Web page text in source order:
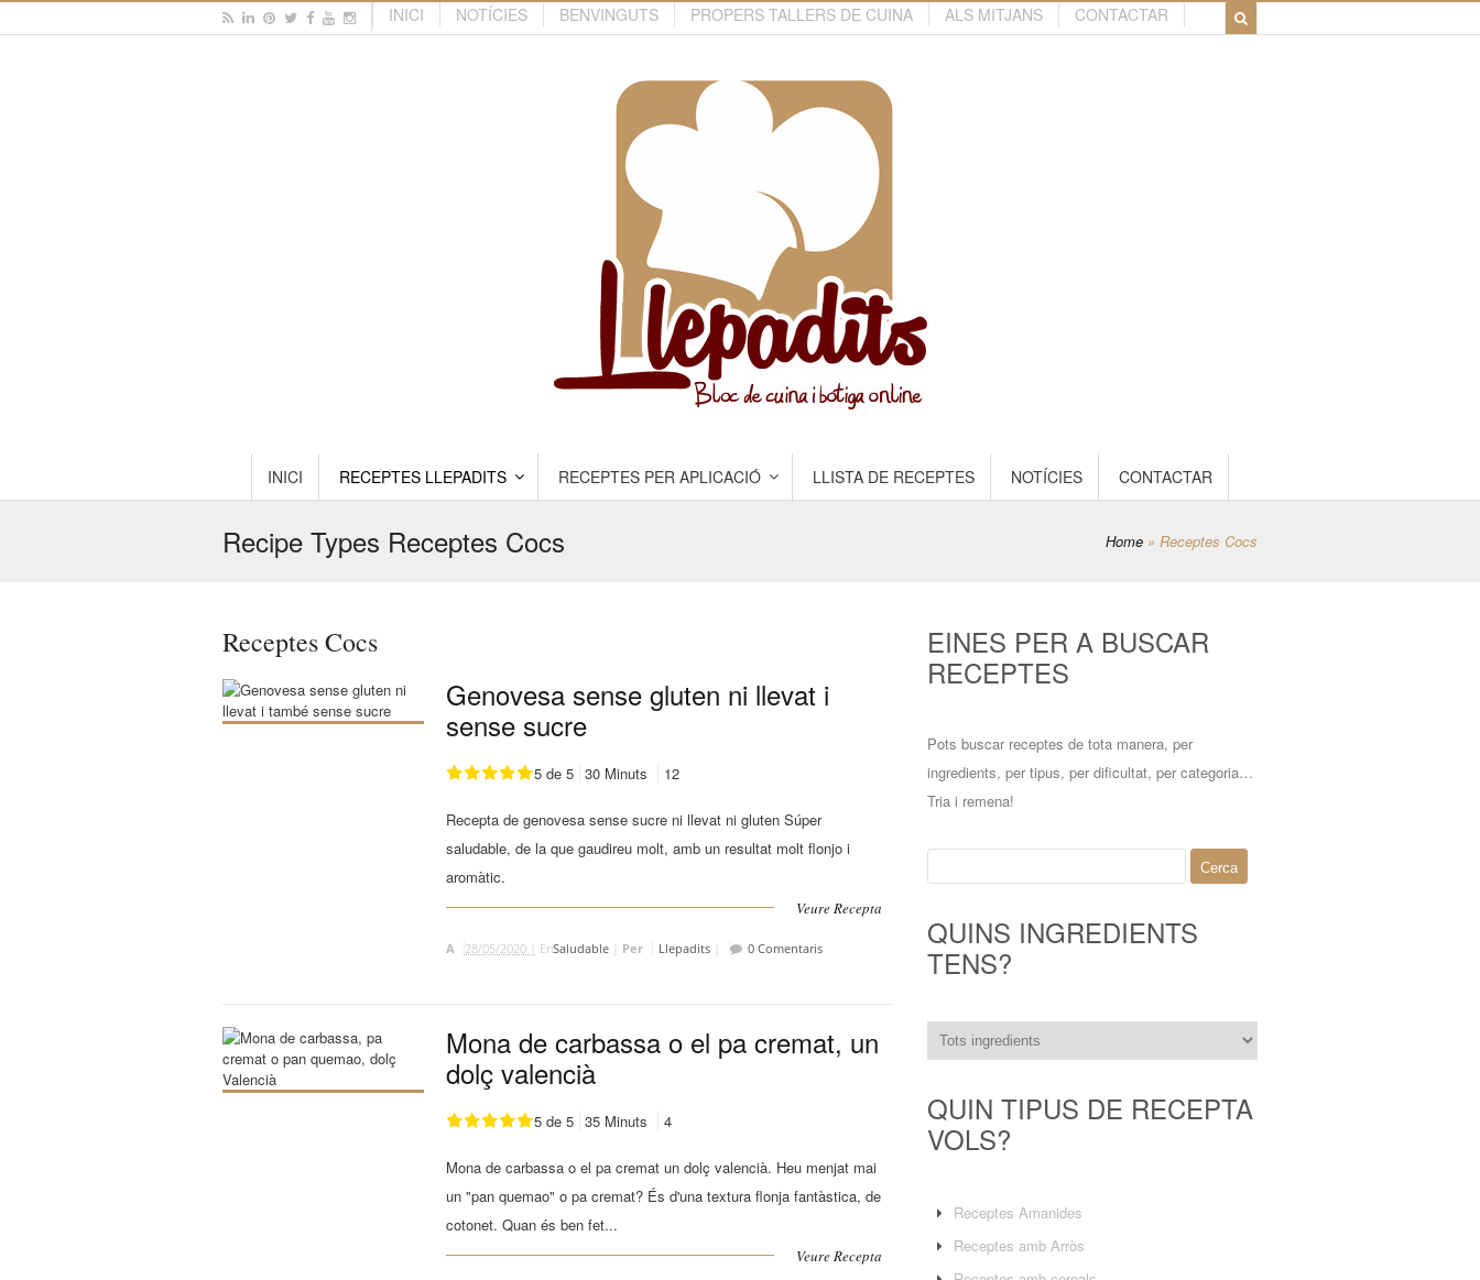
INICI NOTÍCIES BENVINGUTS PROPERS TALLERS DE CUINA ALS MITJANS CONTACTAR
INICI RECEPTES LLEPADITS RECEPTES PER APLICACIÓ LLISTA DE RECEPTES NOTÍCIES CONTACTAR
Recipe Types Receptes Cocs Home » Receptes Cocs
Receptes Cocs
Genovesa sense gluten ni llevat i
sense sucre
5 de 5 30 Minuts 12
Recepta de genovesa sense sucre ni llevat ni gluten Súper
saludable, de la que gaudireu molt, amb un resultat molt flonjo i
aromàtic.
Veure Recepta
A 28/05/2020 | EnSaludable| Per Llepadits| 0 Comentaris
Mona de carbassa o el pa cremat, un
dolç valencià
5 de 5 35 Minuts 4
Mona de carbassa o el pa cremat un dolç valencià. Heu menjat mai
un "pan quemao" o pa cremat? És d'una textura flonja fantàstica, de
cotonet. Quan és ben fet...
Veure Recepta
EINES PER A BUSCAR
RECEPTES
Pots buscar receptes de tota manera, per
ingredients, per tipus, per dificultat, per categoria…
Tria i remena!
QUINS INGREDIENTS
TENS?
QUIN TIPUS DE RECEPTA
VOLS?
Receptes Amanides
Receptes amb Arròs